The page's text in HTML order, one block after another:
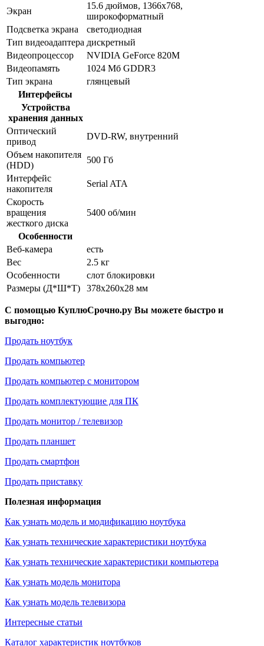
Экран
15.6 дюймов, 1366x768,
широкоформатный
Подсветка экрана
светодиодная
Тип видеоадаптера дискретный
Видеопроцессор
NVIDIA GeForce 820M
Видеопамять
1024 Мб GDDR3
Тип экрана
глянцевый
Интерфейсы
Устройства
хранения данных
Оптический
привод
DVD-RW, внутренний
Объем накопителя
(HDD)
500 Гб
Интерфейс
накопителя
Serial ATA
Скорость
вращения
жесткого диска
5400 об/мин
Особенности
Веб-камера
есть
Вес
2.5 кг
Особенности
слот блокировки
Размеры (Д*Ш*Т)
378x260x28 мм
С помощью КуплюСрочно.ру Вы можете быстро и
выгодно:
Продать ноутбук
Продать компьютер
Продать компьютер с монитором
Продать комплектующие для ПК
Продать монитор / телевизор
Продать планшет
Продать смартфон
Продать приставку
Полезная информация
Как узнать модель и модификацию ноутбука
Как узнать технические характеристики ноутбука
Как узнать технические характеристики компьютера
Как узнать модель монитора
Как узнать модель телевизора
Интересные статьи
Каталог характеристик ноутбуков